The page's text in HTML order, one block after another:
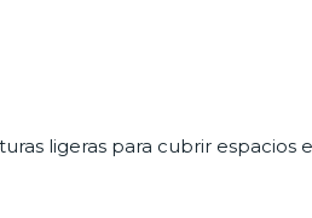
ligeras para cubrir espacios